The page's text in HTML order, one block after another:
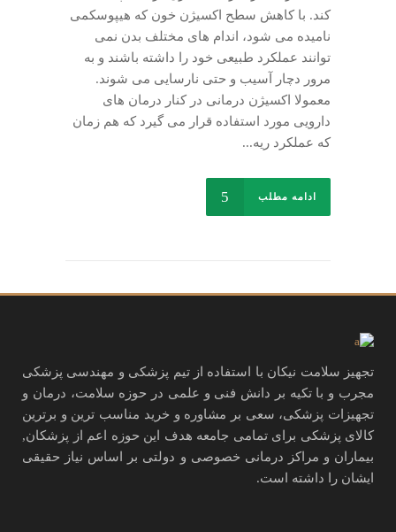
کند. با کاهش سطح اکسیژن خون که هیپوسکمی
نامیده می شود، اندام های مختلف بدن نمی
توانند عملکرد طبیعی خود را داشته باشند و به
مرور دچار آسیب و حتی نارسایی می شوند.
معمولا اکسیژن درمانی در کنار درمان های
دارویی مورد استفاده قرار می گیرد که هم زمان
که عملکرد ریه...
ادامه مطلب
تجهیز سلامت نیکان با استفاده از تیم پزشکی و مهندسی پزشکی
مجرب و با تکیه بر دانش فنی و علمی در حوزه سلامت، درمان و
تجهیزات پزشکی، سعی بر مشاوره و خرید مناسب ترین و برترین
کالای پزشکی برای تمامی جامعه هدف این حوزه اعم از پزشکان,
بیماران و مراکز درمانی خصوصی و دولتی بر اساس نیاز حقیقی
ایشان را داشته است.